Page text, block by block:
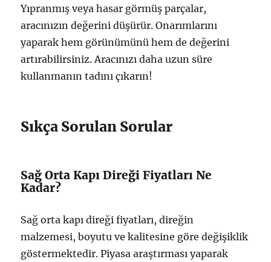
Yıpranmış veya hasar görmüş parçalar,
aracınızın değerini düşürür. Onarımlarını
yaparak hem görünümünü hem de değerini
artırabilirsiniz. Aracınızı daha uzun süre
kullanmanın tadını çıkarın!
Sıkça Sorulan Sorular
Sağ Orta Kapı Direği Fiyatları Ne
Kadar?
Sağ orta kapı direği fiyatları, direğin
malzemesi, boyutu ve kalitesine göre değişiklik
göstermektedir. Piyasa araştırması yaparak